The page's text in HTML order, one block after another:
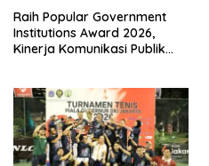
Raih Popular Government
Institutions Award 2026,
Kinerja Komunikasi Publik